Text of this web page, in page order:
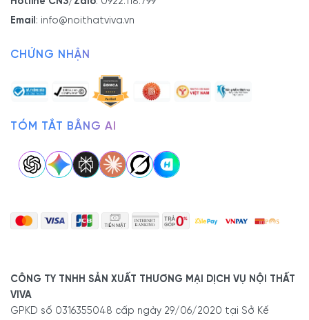
Email : info@noithatviva.vn
CHỨNG NHẬN
TÓM TẮT BẰNG AI
CÔNG TY TNHH SẢN XUẤT THƯƠNG MẠI DỊCH VỤ NỘI THẤT
VIVA
GPKD số 0316355048 cấp ngày 29/06/2020 tại Sở Kế